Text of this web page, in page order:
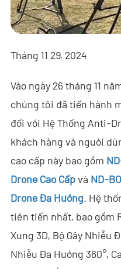
- - - ND-BR001 Ra-đa Phát
- - - ND-BR014 Ra-đa Phát
- - - ND-BR022 Ra-đa Phát
- - Thiết Bị Gây Nhiễu Anti-
- - - ND-BD002 Thiết Bị
- - - ND-BD008 Thiết Bị
Toàn Băng
- - - ND-BD018 Thiết Bị
Toàn Băng
- - - ND-BO004 Thiết Bị
- - Camera Anti-Drone
Tháng 11 29, 2024
Vào ngày 26 tháng 11
chúng tôi đã tiến hành
đối với Hệ Thống Anti-
khách hàng và người
cao cấp này bao gồm
Drone Cao Cấpvà ND-
Drone Đa Hướng. Hệ
tiên tiến nhất, bao gồm
Xung 3D, Bộ Gây Nhiễu
Nhiễu Đa Hướng 360°,